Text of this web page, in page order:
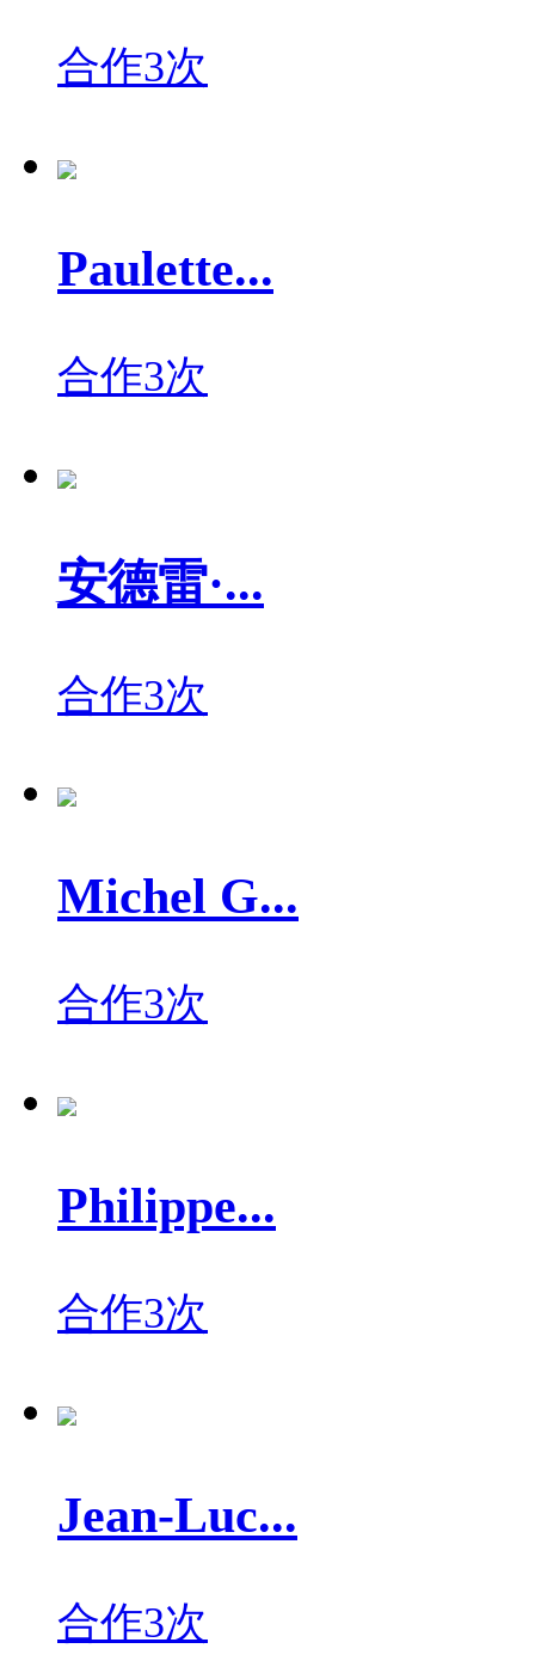
合作3次
Paulette...
合作3次
安德雷·...
合作3次
Michel G...
合作3次
Philippe...
合作3次
Jean-Luc...
合作3次